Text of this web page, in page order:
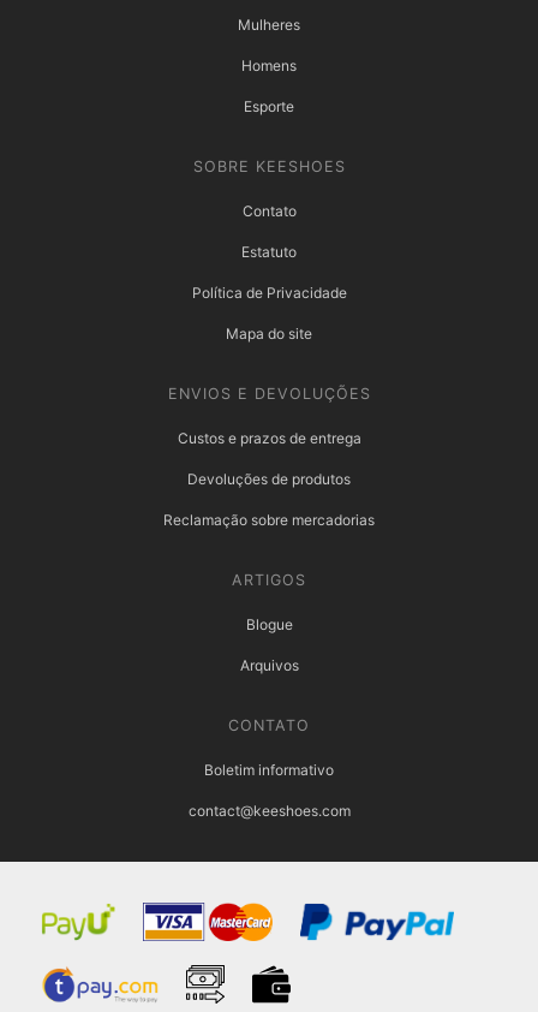
Mulheres
Homens
Esporte
SOBRE KEESHOES
Contato
Estatuto
Política de Privacidade
Mapa do site
ENVIOS E DEVOLUÇÕES
Custos e prazos de entrega
Devoluções de produtos
Reclamação sobre mercadorias
ARTIGOS
Blogue
Arquivos
CONTATO
Boletim informativo
contact@keeshoes.com